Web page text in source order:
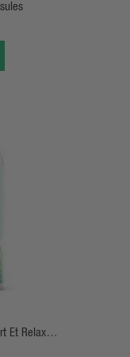
Et Relaxant